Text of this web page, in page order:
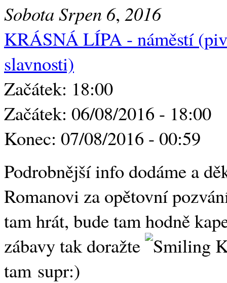
Sobota Srpen 6, 2016
KRÁSNÁ LÍPA - náměstí
slavnosti)
Začátek: 18:00
Začátek: 06/08/2016 - 18:00
Konec: 07/08/2016 - 00:59
Podrobnější info dodáme a
Romanovi za opětovní
tam hrát, bude tam hodně
zábavy tak doražte
tam supr:)